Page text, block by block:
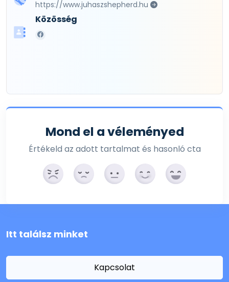
https://www.juhaszshepherd.hu
Közösség
Mond el a véleményed
Értékeld az adott tartalmat és hasonló cta
Itt találsz minket
Kapcsolat